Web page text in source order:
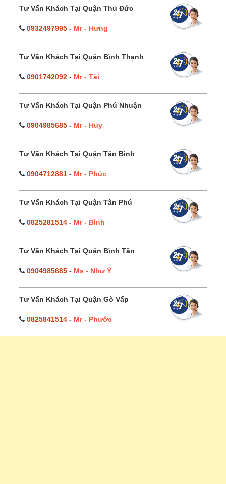
Tư Vấn Khách Tại Quận Thủ Đức
0932497995 - Mr - Hưng
Tư Vấn Khách Tại Quận Bình Thạnh
0901742092 - Mr - Tài
Tư Vấn Khách Tại Quận Phú Nhuận
0904985685 - Mr - Huy
Tư Vấn Khách Tại Quận Tân Bình
0904712881 - Mr - Phúc
Tư Vấn Khách Tại Quận Tân Phú
0825281514 - Mr - Bình
Tư Vấn Khách Tại Quận Bình Tân
0904985685 - Ms - Như Ý
Tư Vấn Khách Tại Quận Gò Vấp
0825841514 - Mr - Phước